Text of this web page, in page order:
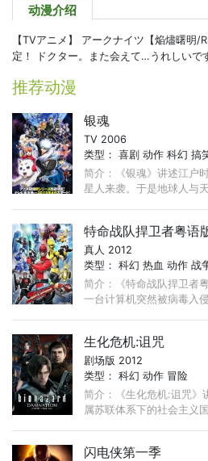
动漫介绍
【TVアニメ】 アークナイツ【焔燼曙明/
定！ ドクター。また会えて…うれしいで
推荐动漫
银魂
TV 2006
类型：喜剧 动作 科幻 搞
简介：《银魂》讲述江户
星人来袭。于是地球人与
特命战队捍卫者粤语
真人 2012
类型：科幻 热血 动作 战
简介：《特命战队捍卫者
一台计算机突然被病毒入
生化危机:诅咒
剧场版 2012
类型：科幻 动作 冒险
简介：《生化危机:诅咒》
属苏联体系下的社会主义
闪电侠第一季